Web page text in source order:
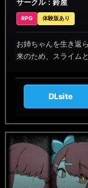
サークル：鈴屋
RPG 体験版あり
お姉ちゃんを生き返
来のため、スライム
DLsite